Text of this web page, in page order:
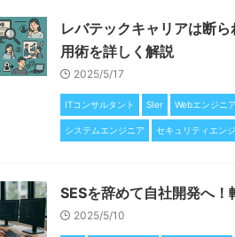
レバテックキャリアは断
用術を詳しく解説
2025/5/17
ITコンサルタント SIer Webエンジニア
システムエンジニア セキュリティエン
SESを辞めて自社開発へ
2025/5/10